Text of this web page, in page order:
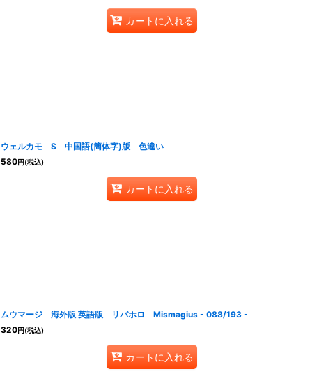
カートに入れる
ウェルカモ S 中国語(簡体字)版 色違い
580円(税込)
カートに入れる
ムウマージ 海外版 英語版 リバホロ Mismagius - 088/193 -
320円(税込)
カートに入れる